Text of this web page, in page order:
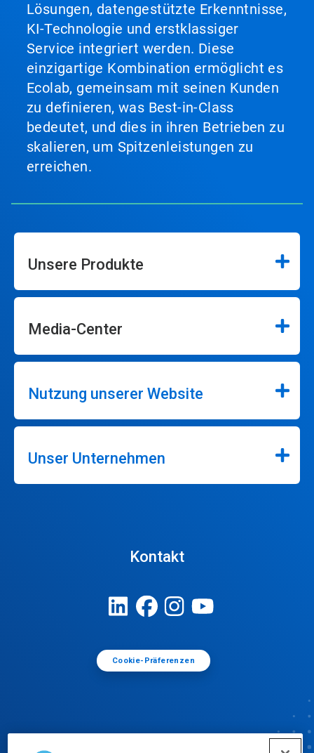
Lösungen, datengestützte Erkenntnisse,
KI-Technologie und erstklassiger
Service integriert werden. Diese
einzigartige Kombination ermöglicht es
Ecolab, gemeinsam mit seinen Kunden
zu definieren, was Best-in-Class
bedeutet, und dies in ihren Betrieben zu
skalieren, um Spitzenleistungen zu
erreichen.
Unsere Produkte
Media-Center
Nutzung unserer Website
Unser Unternehmen
Kontakt
Cookie-Präferenzen